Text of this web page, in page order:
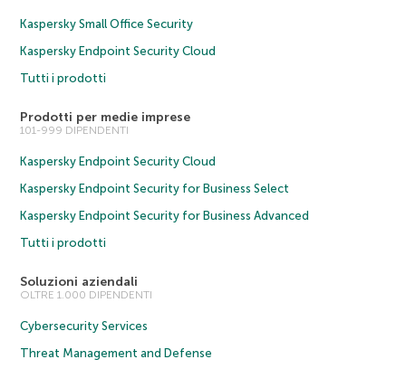
Kaspersky Small Office Security
Kaspersky Endpoint Security Cloud
Tutti i prodotti
Prodotti per medie imprese
101-999 DIPENDENTI
Kaspersky Endpoint Security Cloud
Kaspersky Endpoint Security for Business Select
Kaspersky Endpoint Security for Business Advanced
Tutti i prodotti
Soluzioni aziendali
OLTRE 1.000 DIPENDENTI
Cybersecurity Services
Threat Management and Defense